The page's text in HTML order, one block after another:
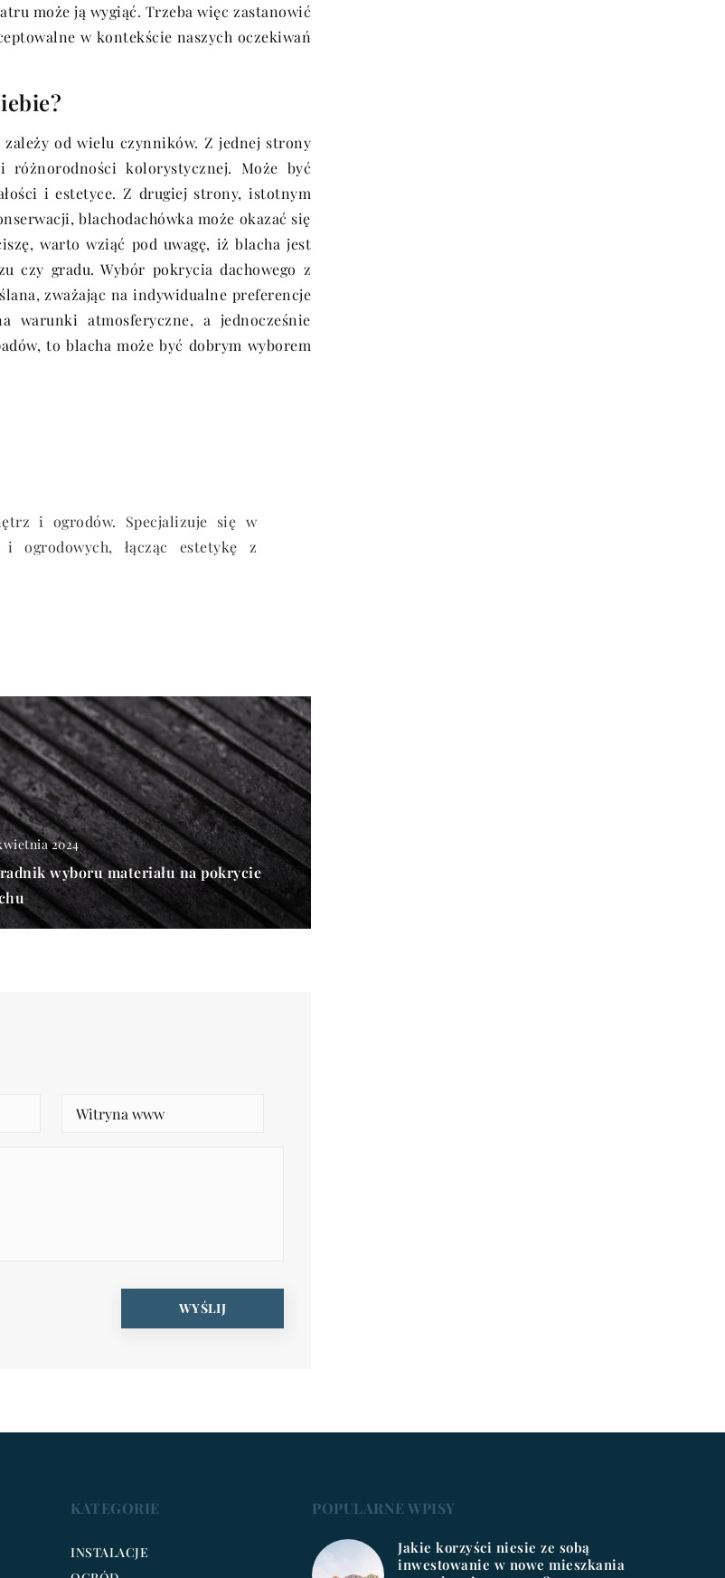
może ją wygiąć. Trzeba więc zastanowić
w kontekście naszych oczekiwań
od wielu czynników. Z jednej strony
kolorystycznej. Może być
i estetyce. Z drugiej strony, istotnym
blachodachówka może okazać się
warto wziąć pod uwagę, iż blacha jest
czy gradu. Wybór pokrycia dachowego z
zważając na indywidualne preferencje
atmosferyczne, a jednocześnie
to blacha może być dobrym wyborem
i ogrodów. Specjalizuje się w
ogrodowych, łącząc estetykę z
2024
wyboru materiału na pokrycie
KATEGORIE
INSTALACJE
POPULARNE WPISY
Jakie korzyści niesie ze sobą
inwestowanie w nowe mieszkania